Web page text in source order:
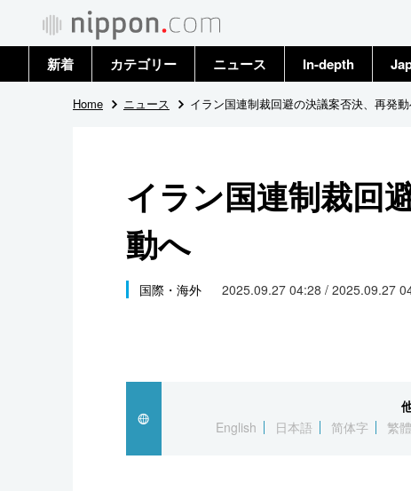
新着 カテゴリー
政治・外交
国際
社会
文化
スポーツ・東京2020
ニュース
トップ
In-depth
Home ニュース イラン国連制裁回避の決議案否決、再発
イラン国連制裁回
動へ
国際・海外 2025.09.27 04:28 / 2025.09.27
English
日本語 简体字 繁